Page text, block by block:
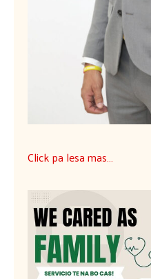
Click pa lesa mas…